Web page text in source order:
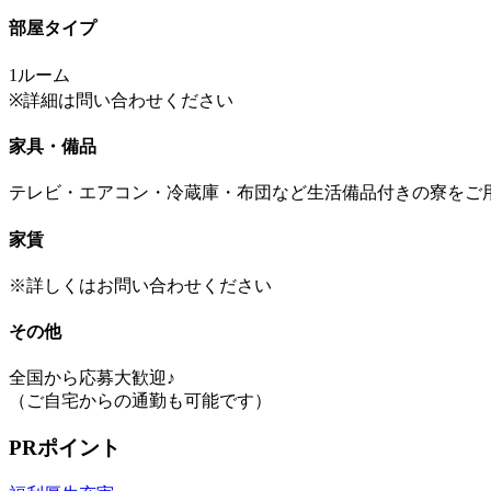
部屋タイプ
1ルーム
※詳細は問い合わせください
家具・備品
テレビ・エアコン・冷蔵庫・布団など生活備品付きの寮をご
家賃
※詳しくはお問い合わせください
その他
全国から応募大歓迎♪
（ご自宅からの通勤も可能です）
PRポイント